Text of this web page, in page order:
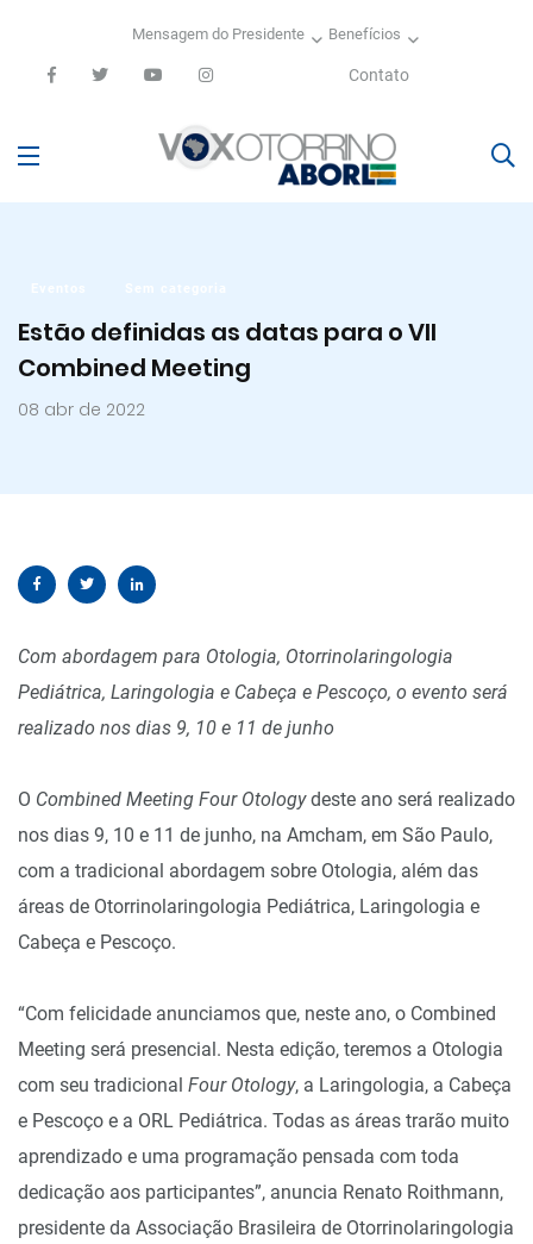
Mensagem do Presidente Benefícios
Contato
Estão definidas as datas para o VII
Combined Meeting
08 abr de 2022
Com abordagem para Otologia, Otorrinolaringologia
Pediátrica, Laringologia e Cabeça e Pescoço, o evento será
realizado nos dias 9, 10 e 11 de junho
O Combined Meeting Four Otologydeste ano será realizado
nos dias 9, 10 e 11 de junho, na Amcham, em São Paulo,
com a tradicional abordagem sobre Otologia, além das
áreas de Otorrinolaringologia Pediátrica, Laringologia e
Cabeça e Pescoço.
“Com felicidade anunciamos que, neste ano, o Combined
Meeting será presencial. Nesta edição, teremos a Otologia
com seu tradicional Four Otology, a Laringologia, a Cabeça
e Pescoço e a ORL Pediátrica. Todas as áreas trarão muito
aprendizado e uma programação pensada com toda
dedicação aos participantes”, anuncia Renato Roithmann,
presidente da Associação Brasileira de Otorrinolaringologia